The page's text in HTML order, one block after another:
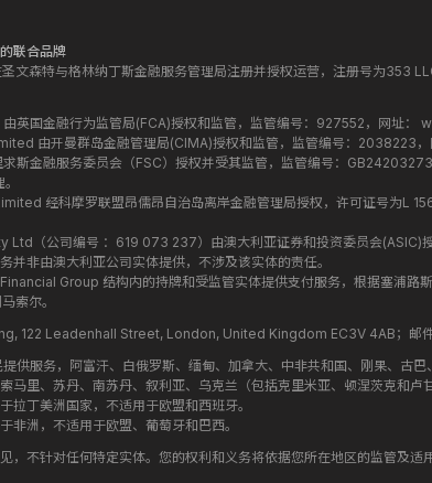
联合品牌
文森特与格林纳丁斯金融服务管理局注册并授权运营，注册号为353
英国金融行为监管局(FCA)授权和监管，监管编号：927552，网址：
由开曼群岛金融管理局(CIMA)授权和监管，监管编号：2038223，
斯金融服务委员会（FSC）授权并受其监管，监管编号：
经科摩罗联盟昂儒昂自治岛离岸金融管理局授权，许可证号为
Ltd（公司编号 ：619 073 237）由澳大利亚证券和投资委员会
并非由澳大利亚公司实体提供，不涉及该实体的责任。
Group 结构内的持牌和受监管实体提供支付服务，根据塞浦
索尔。
122 Leadenhall Street, London, United Kingdom EC3V 4AB；邮件
供服务，阿富汗、白俄罗斯、缅甸、加拿大、中非共和国、刚果、古
马里、苏丹、南苏丹、叙利亚、乌克兰（包括克里米亚、顿涅茨克和
拉丁美洲国家，不适用于欧盟和西班牙。
非洲，不适用于欧盟、葡萄牙和巴西。
，不针对任何特定实体。您的权利和义务将依据您所在地区的监管及